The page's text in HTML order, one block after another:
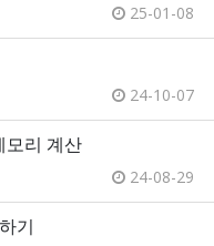
25-01-08
24-10-07
모리 계산
24-08-29
기